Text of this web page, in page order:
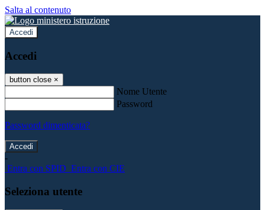
Salta al contenuto
Accedi
Accedi
button close ×
Nome Utente
Password
Password dimenticata?
-
Entra con SPID Entra con CIE
Seleziona utente